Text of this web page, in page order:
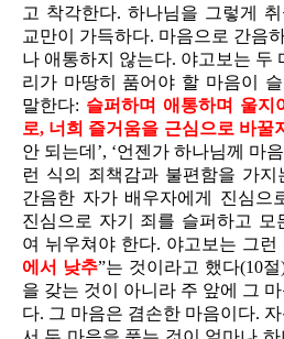
고 착각한다. 하나님을 그렇게
교만이 가득하다. 마음으로 간음
나 애통하지 않는다. 야고보는 두
리가 마땅히 품어야 할 마음이
말한다: 슬퍼하며 애통하며 울지
로, 너희 즐거움을 근심으로 바꿀
안 되는데’, ‘언젠가 하나님께 마
런 식의 죄책감과 불편함을 가지
간음한 자가 배우자에게 진심으
진심으로 자기 죄를 슬퍼하고
여 뉘우쳐야 한다. 야고보는 그런
에서 낮추”는 것이라고 했다(10
을 갖는 것이 아니라 주 앞에 그
다. 그 마음은 겸손한 마음이다.